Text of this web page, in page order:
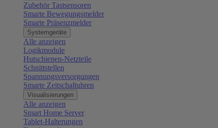
Zubehör Tastsensoren
Smarte Bewegungsmelder
Smarte Präsenzmelder
Systemgeräte
Alle anzeigen
Logikmodule
Hutschienen-Netzteile
Schnittstellen
Spannungsversorgungen
Smarte Zeitschaltuhren
Visualisierungen
Alle anzeigen
Smart Home Server
Tablet-Halterungen